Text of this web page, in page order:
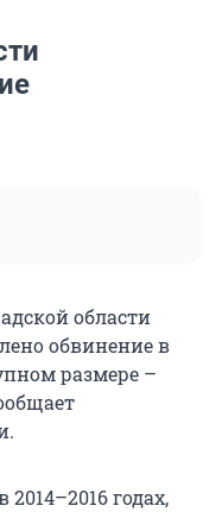
области
обвинение в
размере –
годах,